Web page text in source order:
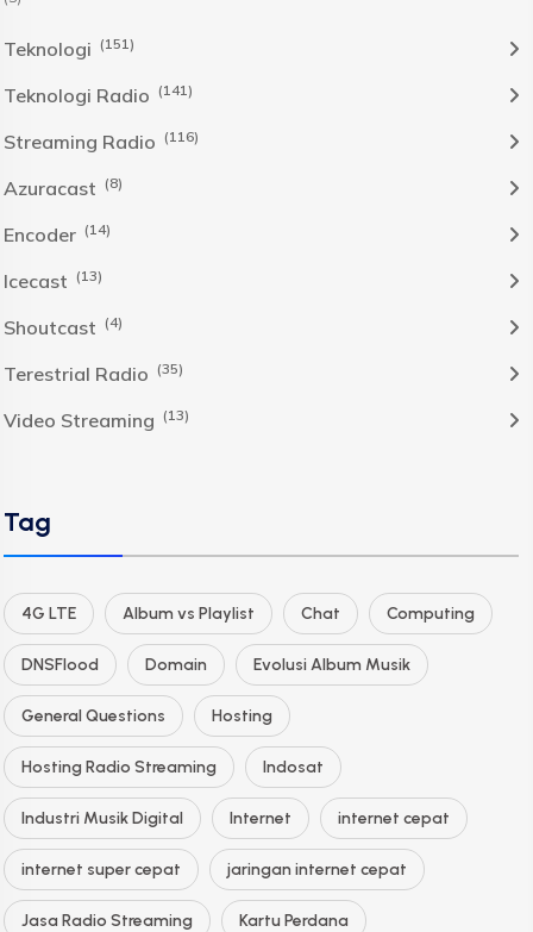
Teknologi (151)
Teknologi Radio (141)
Streaming Radio (116)
Azuracast (8)
Encoder (14)
Icecast (13)
Shoutcast (4)
Terestrial Radio (35)
Video Streaming (13)
Tag
4G LTE Album vs Playlist Chat Computing
DNSFlood Domain Evolusi Album Musik
General Questions Hosting
Hosting Radio Streaming Indosat
Industri Musik Digital Internet internet cepat
internet super cepat jaringan internet cepat
Jasa Radio Streaming Kartu Perdana